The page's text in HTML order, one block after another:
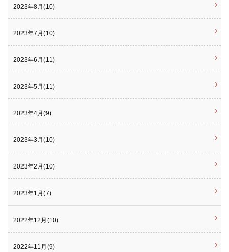
2023年8月(10)
2023年7月(10)
2023年6月(11)
2023年5月(11)
2023年4月(9)
2023年3月(10)
2023年2月(10)
2023年1月(7)
2022年12月(10)
2022年11月(9)